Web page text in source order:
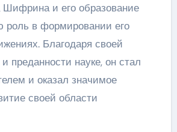
и его образование
роль в формировании его
Благодаря своей
преданности науке, он стал
и оказал значимое
своей области